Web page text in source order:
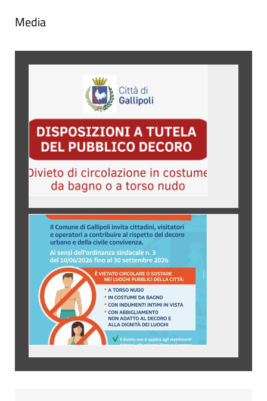
Media